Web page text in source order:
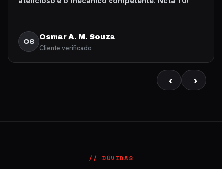
FM
Fábio Martins
Cliente verificado
‹ ›
// DÚVIDAS